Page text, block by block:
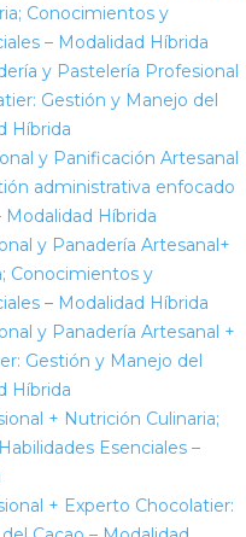
Conocimientos y
– Modalidad Híbrida
y Pastelería Profesional
Gestión y Manejo del
Híbrida
y Panificación Artesanal
administrativa enfocado
Híbrida
y Panadería Artesanal+
Conocimientos y
– Modalidad Híbrida
y Panadería Artesanal +
Gestión y Manejo del
Híbrida
+ Nutrición Culinaria;
Esenciales –
+ Experto Chocolatier: